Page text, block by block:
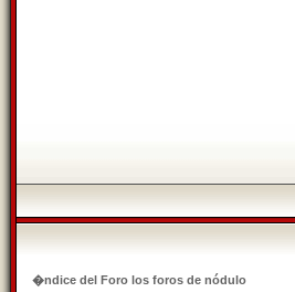
�ndice del Foro los foros de nódulo